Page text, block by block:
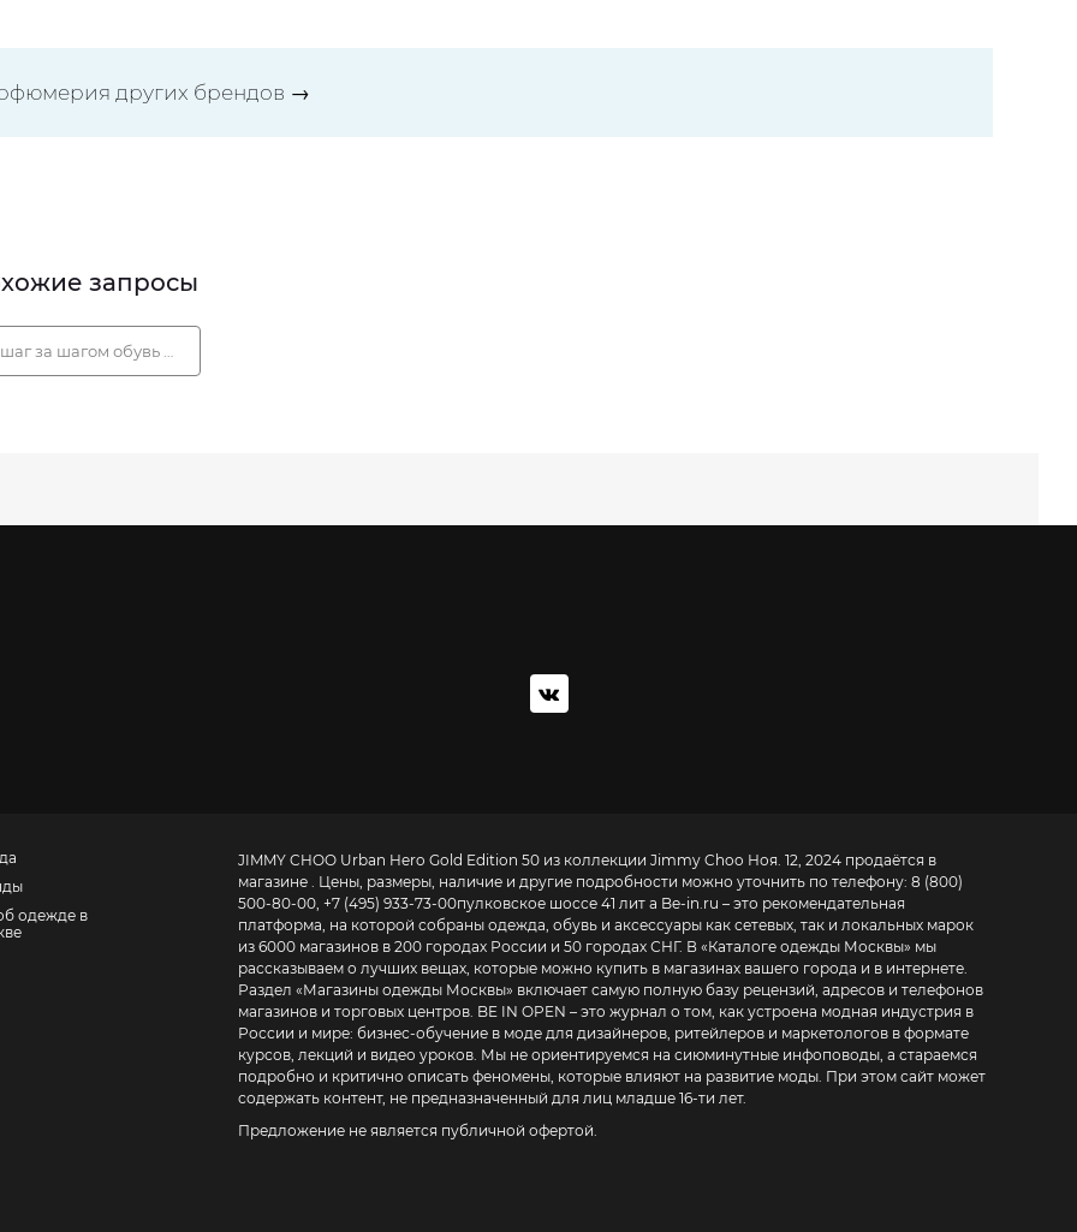
других брендов →
запросы
шаг за шагом обувь официальный сайт
одежде в
JIMMY CHOO Urban Hero Gold Edition 50 из коллекции Jimmy Choo Ноя. 12, 2024 продаётся в
магазине . Цены, размеры, наличие и другие подробности можно уточнить по телефону: 8 (800)
500-80-00, +7 (495) 933-73-00пулковское шоссе 41 лит а Be-in.ru – это рекомендательная
платформа, на которой собраны одежда, обувь и аксессуары как сетевых, так и локальных марок
из 6000 магазинов в 200 городах России и 50 городах СНГ. В «Каталоге одежды Москвы» мы
рассказываем о лучших вещах, которые можно купить в магазинах вашего города и в интернете.
Раздел «Магазины одежды Москвы» включает самую полную базу рецензий, адресов и телефонов
магазинов и торговых центров. BE IN OPEN – это журнал о том, как устроена модная индустрия в
России и мире: бизнес-обучение в моде для дизайнеров, ритейлеров и маркетологов в формате
курсов, лекций и видео уроков. Мы не ориентируемся на сиюминутные инфоповоды, а стараемся
подробно и критично описать феномены, которые влияют на развитие моды. При этом сайт может
содержать контент, не предназначенный для лиц младше 16-ти лет.
Предложение не является публичной офертой.